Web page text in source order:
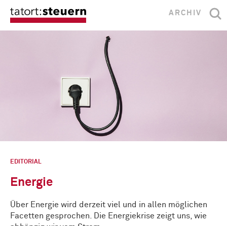
ARCHIV
EDITORIAL
Energie
Über Energie wird derzeit viel und in allen möglichen
Facetten gesprochen. Die Energiekrise zeigt uns, wie